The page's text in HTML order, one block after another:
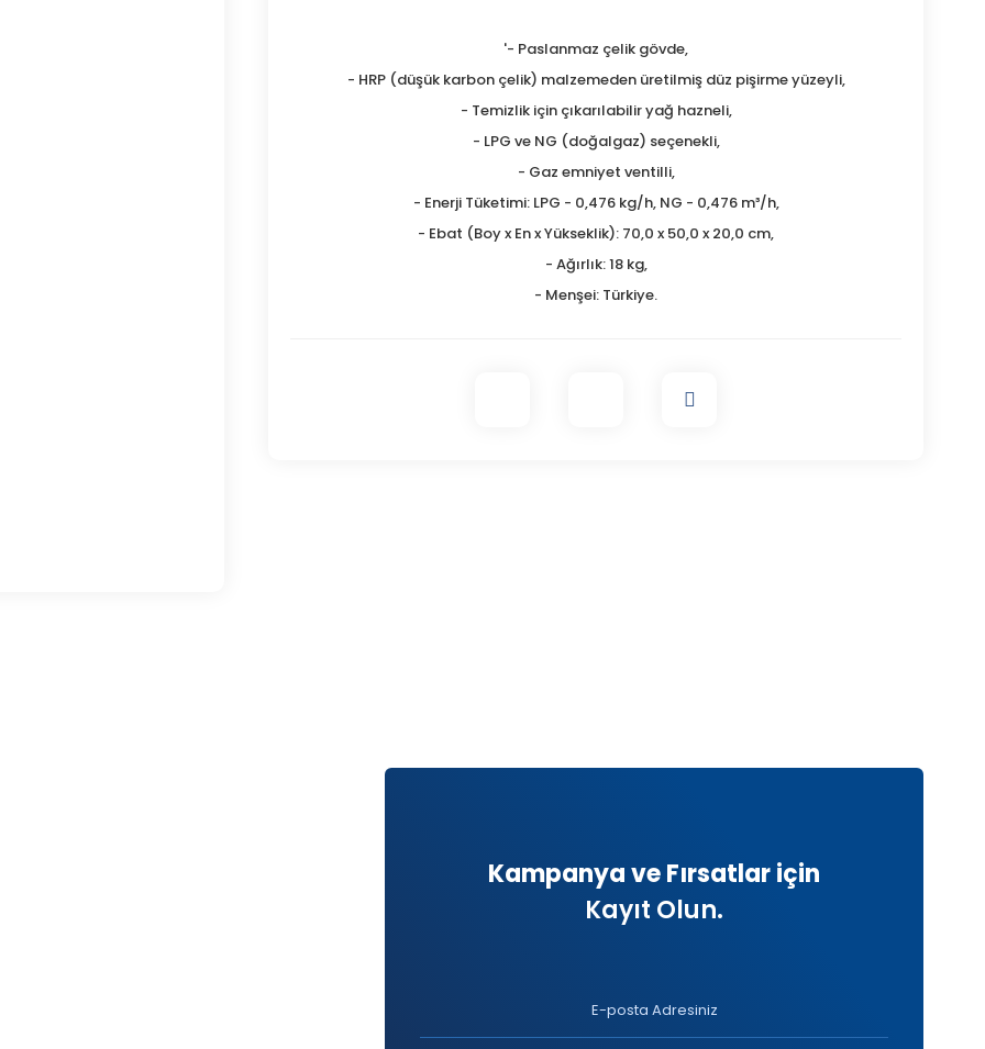
'- Paslanmaz çelik gövde,
- HRP (düşük karbon çelik) malzemeden üretilmiş düz pişirme yüzeyli,
- Temizlik için çıkarılabilir yağ hazneli,
- LPG ve NG (doğalgaz) seçenekli,
- Gaz emniyet ventilli,
- Enerji Tüketimi: LPG - 0,476 kg/h, NG - 0,476 m³/h,
- Ebat (Boy x En x Yükseklik): 70,0 x 50,0 x 20,0 cm,
- Ağırlık: 18 kg,
- Menşei: Türkiye.
Kampanya ve Fırsatlar için
Kayıt Olun.